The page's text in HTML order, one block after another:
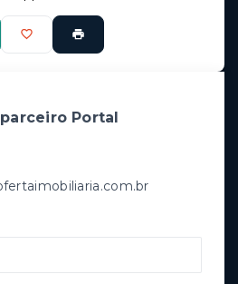
Portal